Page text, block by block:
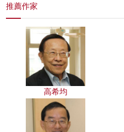
推薦作家
高希均